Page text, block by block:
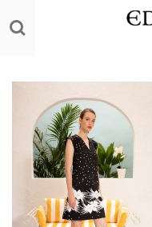
direct